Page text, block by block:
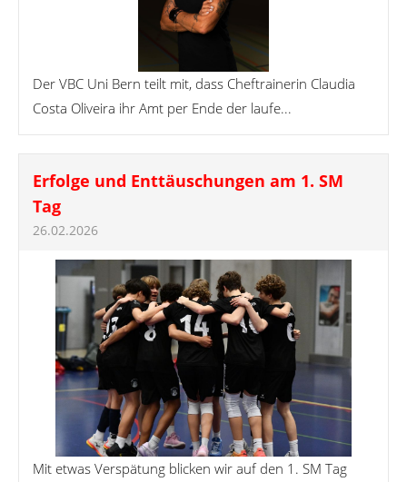
Der VBC Uni Bern teilt mit, dass Cheftrainerin Claudia
Costa Oliveira ihr Amt per Ende der laufe...
Erfolge und Enttäuschungen am 1. SM
Tag
26.02.2026
Mit etwas Verspätung blicken wir auf den 1. SM Tag